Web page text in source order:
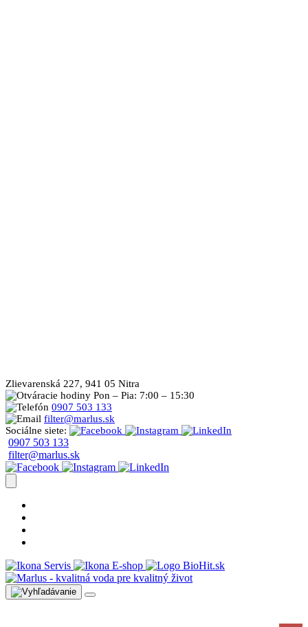
Zlievarenská 227, 941 05 Nitra
Pon – Pia: 7:00 – 15:30
0907 503 133
filter@marlus.sk
Sociálne siete:
0907 503 133
filter@marlus.sk
Servis E-shop